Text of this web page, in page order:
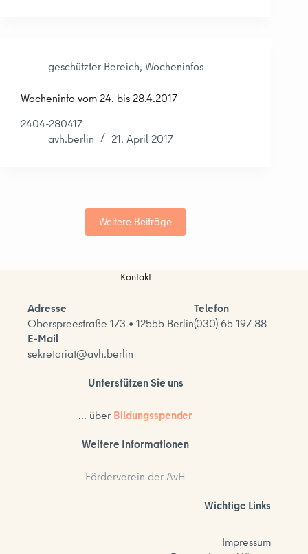
geschützter Bereich, Wocheninfos
Wocheninfo vom 24. bis 28.4.2017
2404-280417
avh.berlin
21. April 2017
Weitere Beiträge
Kontakt
Adresse
Oberspreestraße 173 • 12555 Berlin
Telefon
(030) 65 197 88
E-Mail
sekretariat@avh.berlin
Unterstützen Sie uns
... über Bildungsspender
Weitere Informationen
Förderverein der AvH
Wichtige Links
Impressum